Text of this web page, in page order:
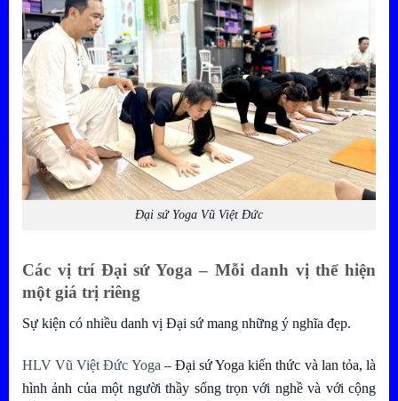
Đại sứ Yoga Vũ Việt Đức
Các vị trí Đại sứ Yoga – Mỗi danh vị thể hiện
một giá trị riêng
Sự kiện có nhiều danh vị Đại sứ mang những ý nghĩa đẹp.
HLV Vũ Việt Đức Yoga – Đại sứ Yoga kiến thức và lan tỏa, là
hình ảnh của một người thầy sống trọn với nghề và với cộng